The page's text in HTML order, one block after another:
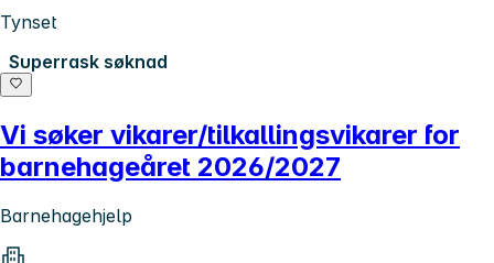
Tynset
Superrask søknad
Vi søker vikarer/tilkallingsvikarer for
barnehageåret 2026/2027
Barnehagehjelp